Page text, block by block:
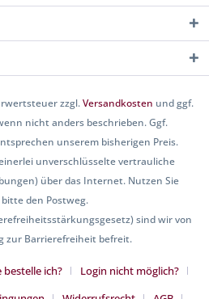
zzgl.Versandkosten und ggf.
nicht anders beschrieben. Ggf.
unserem bisherigen Preis.
unverschlüsselte vertrauliche
über das Internet. Nutzen Sie
den Postweg.
sind wir von
zur Barrierefreiheit befreit.
bestelle ich?
Login nicht möglich?